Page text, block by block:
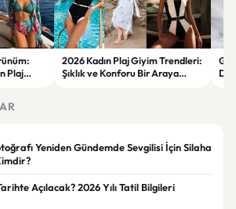
Plaj
2026 Kadın Plaj Giyim Trendleri:
Şıklık ve Konforu Bir Araya
Yeniden Gündemde Sevgilisi İçin Silaha
Açılacak? 2026 Yılı Tatil Bilgileri